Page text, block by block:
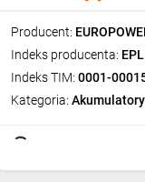
Producent:
Indeks producenta:
Indeks TIM: 0001-
Kategoria: Akumulatory